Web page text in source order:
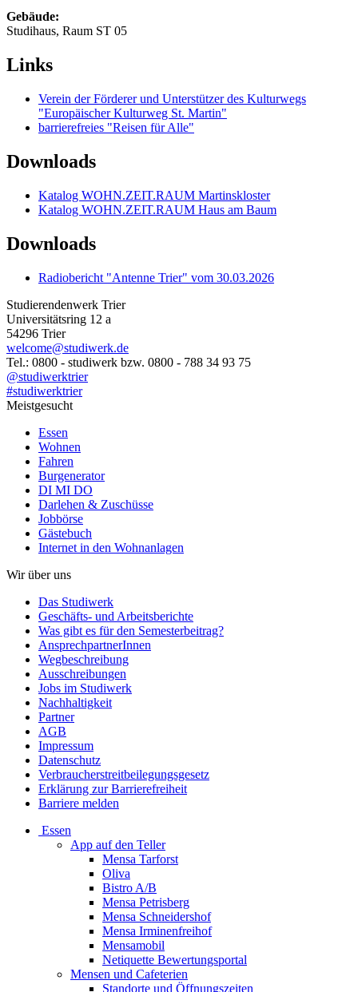
Gebäude:
Studihaus, Raum ST 05
Links
Verein der Förderer und Unterstützer des Kulturwegs
"Europäischer Kulturweg St. Martin"
barrierefreies "Reisen für Alle"
Downloads
Katalog WOHN.ZEIT.RAUM Martinskloster
Katalog WOHN.ZEIT.RAUM Haus am Baum
Downloads
Radiobericht "Antenne Trier" vom 30.03.2026
Studierendenwerk Trier
Universitätsring 12 a
54296 Trier
welcome@studiwerk.de
Tel.: 0800 - studiwerk bzw. 0800 - 788 34 93 75
@studiwerktrier
#studiwerktrier
Meistgesucht
Essen
Wohnen
Fahren
Burgenerator
DI MI DO
Darlehen & Zuschüsse
Jobbörse
Gästebuch
Internet in den Wohnanlagen
Wir über uns
Das Studiwerk
Geschäfts- und Arbeitsberichte
Was gibt es für den Semesterbeitrag?
AnsprechpartnerInnen
Wegbeschreibung
Ausschreibungen
Jobs im Studiwerk
Nachhaltigkeit
Partner
AGB
Impressum
Datenschutz
Verbraucherstreitbeilegungsgesetz
Erklärung zur Barrierefreiheit
Barriere melden
Essen
App auf den Teller
Mensa Tarforst
Oliva
Bistro A/B
Mensa Petrisberg
Mensa Schneidershof
Mensa Irminenfreihof
Mensamobil
Netiquette Bewertungsportal
Mensen und Cafeterien
Standorte und Öffnungszeiten